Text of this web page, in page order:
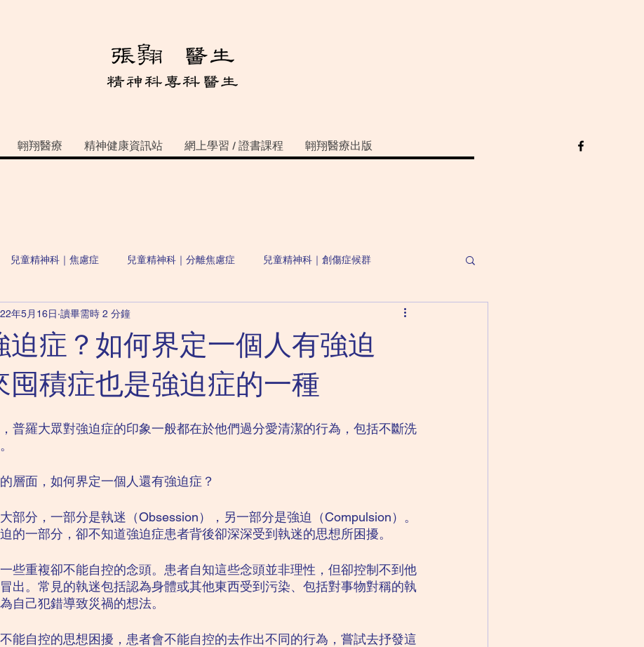
翺翔醫療 精神健康資訊站 網上學習 / 證書課程 翺翔醫療出版
兒童精神科｜焦慮症 兒童精神科｜分離焦慮症 兒童精神科｜創傷症候群
神科｜強迫症 成人精神科｜抑鬱症 成人精神科｜思覺失調
兒童精神科｜讀寫障礙 兒童精神科｜ADHD 成人精神科｜失眠
迫症？如何界定一個人有強迫
囤積症也是強迫症的一種
年5月16日 讀畢需時 2 分鐘
普羅大眾對強迫症的印象一般都在於他們過分愛清潔的行為，包括不斷洗
層面，如何界定一個人還有強迫症？
部分，一部分是執迷（Obsession），另一部分是強迫（Compulsion）。
的一部分，卻不知道強迫症患者背後卻深深受到執迷的思想所困擾。
些重複卻不能自控的念頭。患者自知這些念頭並非理性，但卻控制不到他
出。常見的執迷包括認為身體或其他東西受到污染、包括對事物對稱的執
自己犯錯導致災禍的想法。
能自控的思想困擾，患者會不能自控的去作出不同的行為，嘗試去抒發這